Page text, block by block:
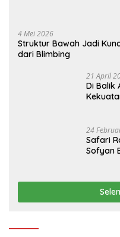
4 Mei 2026
Struktur Bawah Jadi
dari Blimbing
21 April
Di Balik
24
Safari
Sofyan